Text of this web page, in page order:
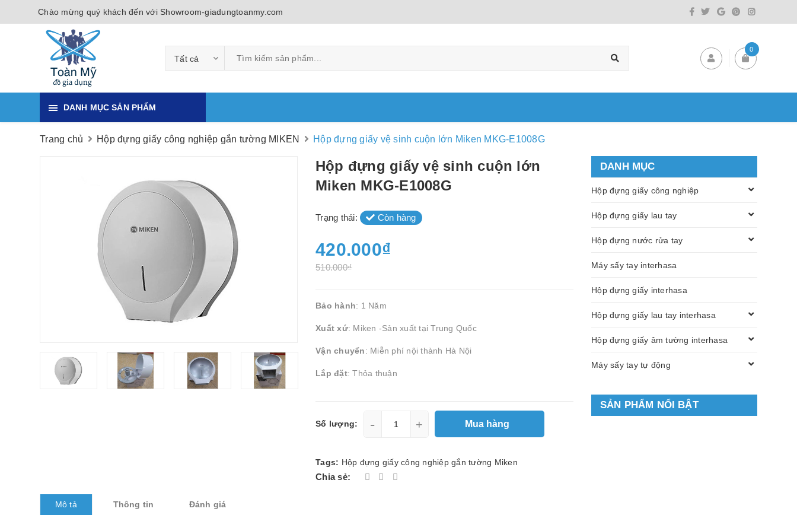
Chào mừng quý khách đến với Showroom-giadungtoanmy.com
Tất cả
0
DANH MỤC SẢN PHẨM
Trang chủ Hộp đựng giấy công nghiệp gắn tường MIKEN Hộp đựng giấy vệ sinh cuộn lớn Miken MKG-E1008G
Hộp đựng giấy vệ sinh cuộn lớn
Miken MKG-E1008G
Trạng thái: Còn hàng
420.000₫
510.000₫
Bảo hành: 1 Năm
Xuất xứ: Miken -Sản xuất tại Trung Quốc
Vận chuyển: Miễn phí nội thành Hà Nội
Lắp đặt: Thỏa thuận
Số lượng: - + Mua hàng
Tags: Hộp đựng giấy công nghiệp gắn tường Miken
Chia sẻ:
Mô tả Thông tin Đánh giá
DANH MỤC
Hộp đựng giấy công nghiệp
Hộp đựng giấy lau tay
Hộp đựng nước rửa tay
Máy sấy tay interhasa
Hộp đựng giấy interhasa
Hộp đựng giấy lau tay interhasa
Hộp đựng giấy âm tường interhasa
Máy sấy tay tự động
SẢN PHẨM NỔI BẬT